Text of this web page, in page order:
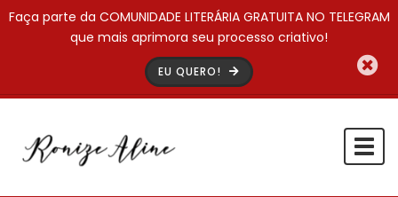
Faça parte da COMUNIDADE LITERÁRIA GRATUITA NO TELEGRAM
que mais aprimora seu processo criativo!
EU QUERO!